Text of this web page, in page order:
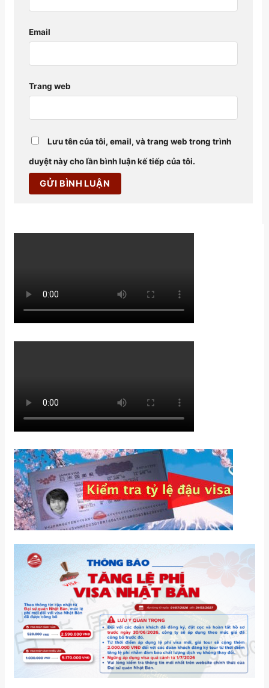
Email
Trang web
Lưu tên của tôi, email, và trang web trong trình
duyệt này cho lần bình luận kế tiếp của tôi.